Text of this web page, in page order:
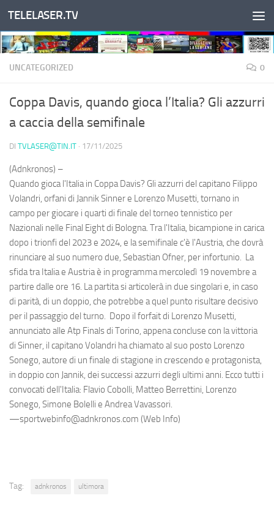
Salta al contenuto
TELELASER.TV
UNCATEGORIZED 0
Coppa Davis, quando gioca l’Italia? Gli azzurri
a caccia della semifinale
DI TVLASER@TIN.IT · 17/11/2025
(Adnkronos) –
Quando gioca l'Italia in Coppa Davis? Gli azzurri del capitano Filippo
Volandri, orfani di Jannik Sinner e Lorenzo Musetti, tornano in
campo per giocare i quarti di finale del torneo tennistico per
Nazionali nelle Final Eight di Bologna. Tra l'Italia, bicampione in carica
dopo i trionfi del 2023 e 2024, e la semifinale c'è l'Austria, che dovrà
rinunciare al suo numero due, Sebastian Ofner, per infortunio. La
sfida tra Italia e Austria è in programma mercoledì 19 novembre a
partire dalle ore 16. La partita si articolerà in due singolari e, in caso
di parità, di un doppio, che potrebbe a quel punto risultare decisivo
per il passaggio del turno. Dopo il forfait di Lorenzo Musetti,
annunciato alle Atp Finals di Torino, appena concluse con la vittoria
di Sinner, il capitano Volandri ha chiamato al suo posto Lorenzo
Sonego, autore di un finale di stagione in crescendo e protagonista,
in doppio con Jannik, dei successi azzurri degli ultimi anni. Ecco tutti i
convocati dell'Italia: Flavio Cobolli, Matteo Berrettini, Lorenzo
Sonego, Simone Bolelli e Andrea Vavassori.
—sportwebinfo@adnkronos.com (Web Info)
Tag: adnkronos ultimora